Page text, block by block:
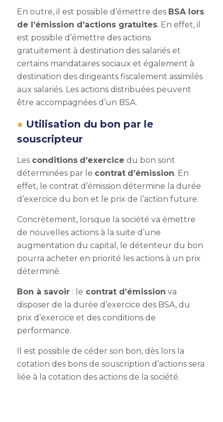
En outre, il est possible d’émettre des BSA lors
de l’émission d’actions gratuites. En effet, il
est possible d’émettre des actions
gratuitement à destination des salariés et
certains mandataires sociaux et également à
destination des dirigeants fiscalement assimilés
aux salariés. Les actions distribuées peuvent
être accompagnées d’un BSA.
Utilisation du bon par le
souscripteur
Les conditions d’exercice du bon sont
déterminées par le contrat d’émission. En
effet, le contrat d’émission détermine la durée
d’exercice du bon et le prix de l’action future.
Concrètement, lorsque la société va émettre
de nouvelles actions à la suite d’une
augmentation du capital, le détenteur du bon
pourra acheter en priorité les actions à un prix
déterminé.
Bon à savoir : le contrat d’émission va
disposer de la durée d’exercice des BSA, du
prix d’exercice et des conditions de
performance.
Il est possible de céder son bon, dès lors la
cotation des bons de souscription d’actionssera
liée à la cotation des actions de la société.